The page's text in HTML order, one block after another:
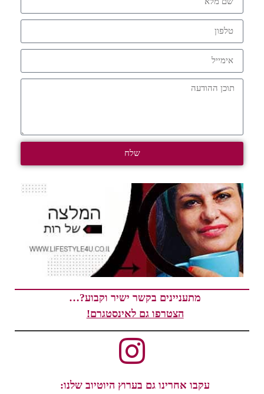
שלח
מתעניינים בקשר ישיר וקבוע?…
הצטרפו גם לאינסטגרם!
עקבו אחרינו גם בערוץ היוטיוב שלנו: